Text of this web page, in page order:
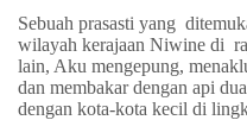
Sebuah prasasti yang
wilayah kerajaan Niwine di
lain, Aku mengepung,
dan membakar dengan api
dengan kota-kota kecil di